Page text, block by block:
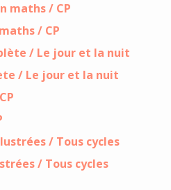
/ CP
/ Le jour et la nuit
/ Tous cycles